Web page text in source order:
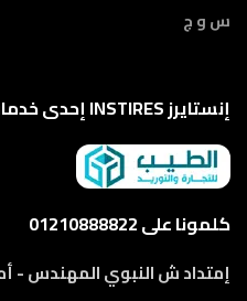
س و ج
إنستايرز INSTIRES إحدى خدمات
كلمونا على 01210888822
إمتداد ش النبوي المهندس -